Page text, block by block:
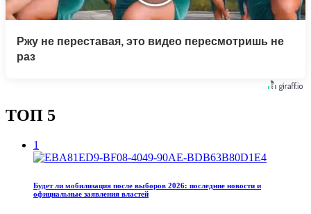
Ржу не переставая, это видео пересмотришь не
раз
ТОП 5
1
Будет ли мобилизация после выборов 2026: последние новости и
официальные заявления властей